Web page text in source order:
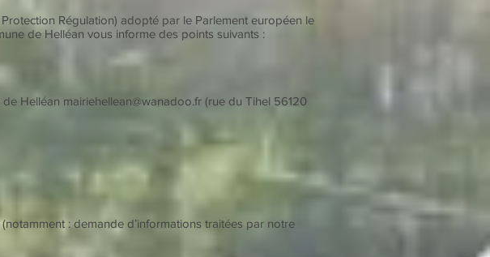
Régulation) adopté par le Parlement européen le
de Helléan vous informe des points suivants :
Helléan mairiehellean@wanadoo.fr (rue du Tihel 56120
: demande d’informations traitées par notre